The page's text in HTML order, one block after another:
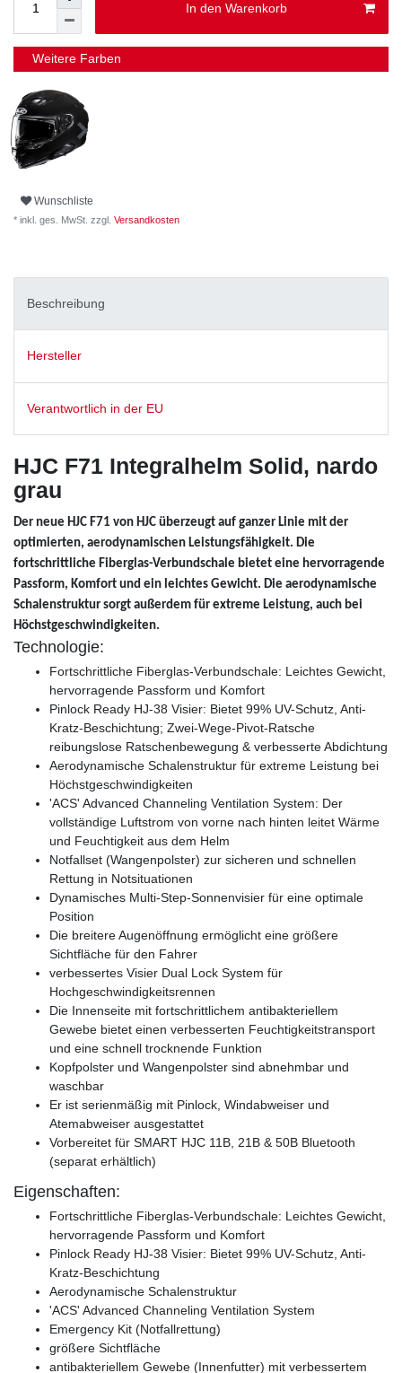
In den Warenkorb
Weitere Farben
Wunschliste
* inkl. ges. MwSt. zzgl. Versandkosten
Beschreibung
Hersteller
Verantwortlich in der EU
HJC F71 Integralhelm Solid, nardo
grau
Der neue HJC F71 von HJC überzeugt auf ganzer Linie mit der
optimierten, aerodynamischen Leistungsfähigkeit. Die
fortschrittliche Fiberglas-Verbundschale bietet eine hervorragende
Passform, Komfort und ein leichtes Gewicht. Die aerodynamische
Schalenstruktur sorgt außerdem für extreme Leistung, auch bei
Höchstgeschwindigkeiten.
Technologie:
Fortschrittliche Fiberglas-Verbundschale: Leichtes Gewicht,
hervorragende Passform und Komfort
Pinlock Ready HJ-38 Visier: Bietet 99% UV-Schutz, Anti-
Kratz-Beschichtung; Zwei-Wege-Pivot-Ratsche
reibungslose Ratschenbewegung & verbesserte Abdichtung
Aerodynamische Schalenstruktur für extreme Leistung bei
Höchstgeschwindigkeiten
'ACS' Advanced Channeling Ventilation System: Der
vollständige Luftstrom von vorne nach hinten leitet Wärme
und Feuchtigkeit aus dem Helm
Notfallset (Wangenpolster) zur sicheren und schnellen
Rettung in Notsituationen
Dynamisches Multi-Step-Sonnenvisier für eine optimale
Position
Die breitere Augenöffnung ermöglicht eine größere
Sichtfläche für den Fahrer
verbessertes Visier Dual Lock System für
Hochgeschwindigkeitsrennen
Die Innenseite mit fortschrittlichem antibakteriellem
Gewebe bietet einen verbesserten Feuchtigkeitstransport
und eine schnell trocknende Funktion
Kopfpolster und Wangenpolster sind abnehmbar und
waschbar
Er ist serienmäßig mit Pinlock, Windabweiser und
Atemabweiser ausgestattet
Vorbereitet für SMART HJC 11B, 21B & 50B Bluetooth
(separat erhältlich)
Eigenschaften:
Fortschrittliche Fiberglas-Verbundschale: Leichtes Gewicht,
hervorragende Passform und Komfort
Pinlock Ready HJ-38 Visier: Bietet 99% UV-Schutz, Anti-
Kratz-Beschichtung
Aerodynamische Schalenstruktur
'ACS' Advanced Channeling Ventilation System
Emergency Kit (Notfallrettung)
größere Sichtfläche
antibakteriellem Gewebe (Innenfutter) mit verbessertem